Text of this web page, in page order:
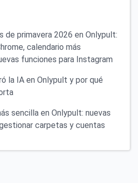
de primavera 2026 en Onlypult:
calendario más
funciones para Instagram
la IA en Onlypult y por qué
sencilla en Onlypult: nuevas
carpetas y cuentas